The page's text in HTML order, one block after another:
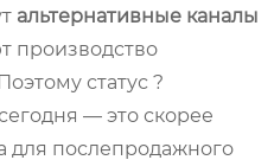
альтернативные каналы
производство
статус ?
— это скорее
для послепродажного